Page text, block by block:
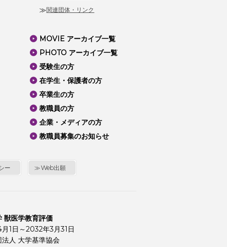
関連団体・リンク
MOVIE アーカイブ一覧
PHOTO アーカイブ一覧
受験生の方
在学生・保護者の方
卒業生の方
教職員の方
企業・メディアの方
教職員募集のお知らせ
ー Web出願
獣医学教育評価
1日～2032年3月31日
法人 大学基準協会